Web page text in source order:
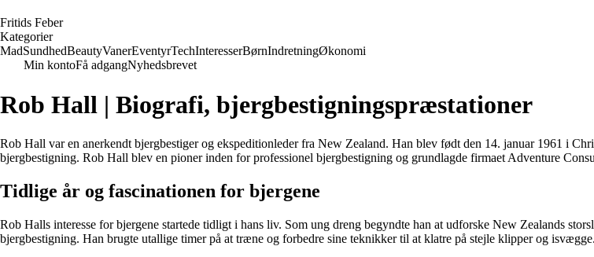
Fritids Feber
Kategorier
MadSundhedBeautyVanerEventyrTechInteresserBørnIndretningØkonomi
Min kontoFå adgangNyhedsbrevet
Rob Hall | Biografi, bjergbestigningspræstationer
Rob Hall var en anerkendt bjergbestiger og ekspeditionleder fra New Zealand. Han blev født den 14. januar 1961 i
bjergbestigning. Rob Hall blev en pioner inden for professionel bjergbestigning og grundlagde firmaet Adventure
Tidlige år og fascinationen for bjergene
Rob Halls interesse for bjergene startede tidligt i hans liv. Som ung dreng begyndte han at udforske New Zealands
bjergbestigning. Han brugte utallige timer på at træne og forbedre sine teknikker til at klatre på stejle klipper og isvægge.